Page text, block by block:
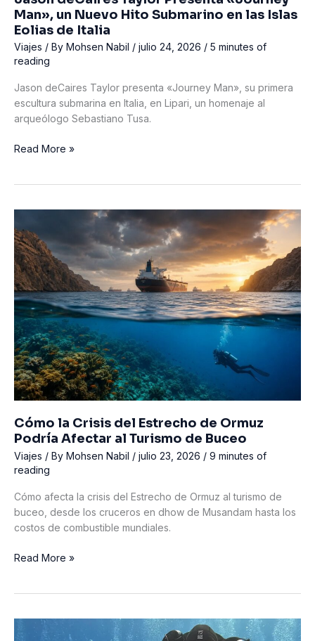
Man», un Nuevo Hito Submarino en las Islas
Eolias de Italia
Viajes / By Mohsen Nabil / julio 24, 2026 / 5 minutes of
reading
Jason deCaires Taylor presenta «Journey Man», su primera
escultura submarina en Italia, en Lipari, un homenaje al
arqueólogo Sebastiano Tusa.
Jason
«Journey
Man»,
un
Nuevo
Hito
Submarino
en
las
Islas
Eolias
de
Italia
Read More »
Cómo la Crisis del Estrecho de Ormuz
Podría Afectar al Turismo de Buceo
Viajes / By Mohsen Nabil / julio 23, 2026 / 9 minutes of
reading
Cómo afecta la crisis del Estrecho de Ormuz al turismo de
buceo, desde los cruceros en dhow de Musandam hasta los
costos de combustible mundiales.
Cómo
Estrecho
de
Read More »